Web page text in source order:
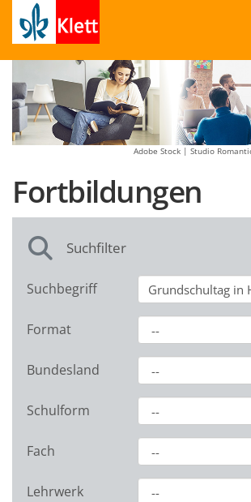
Adobe Stock | Studio
Fortbildungen
Suchfilter
Suchbegriff
Format
Bundesland
Schulform
Fach
Lehrwerk